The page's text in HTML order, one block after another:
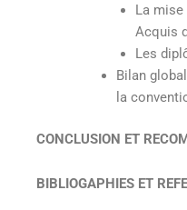
La
Acquis
Les
Bilan
la
CONCLUSION ET
BIBLIOGAPHIES ET